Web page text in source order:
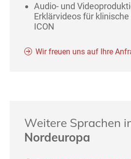
Audio- und
Erklärvideos für
ICON
Wir freuen uns auf Ihre
Weitere Sprachen
Nordeuropa